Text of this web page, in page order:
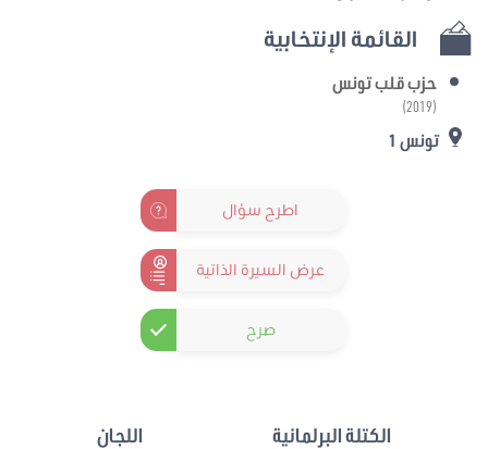
القائمة الإنتخابية
حزب قلب تونس
(2019)
تونس 1
اطرح سؤال
عرض السيرة الذاتية
صرح
الكتلة البرلمانية اللجان